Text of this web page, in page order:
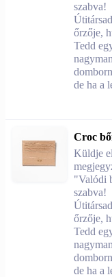
szabva!
őrzője,
Tedd
de ha a
Croc
Küldje
"Valódi
szabva!
őrzője,
Tedd
de ha a